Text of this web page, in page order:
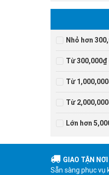
Nhỏ hơn
Từ
Từ
Từ
Lớn hơn
GIAO TẬN
Sẵn sàng phục vụ